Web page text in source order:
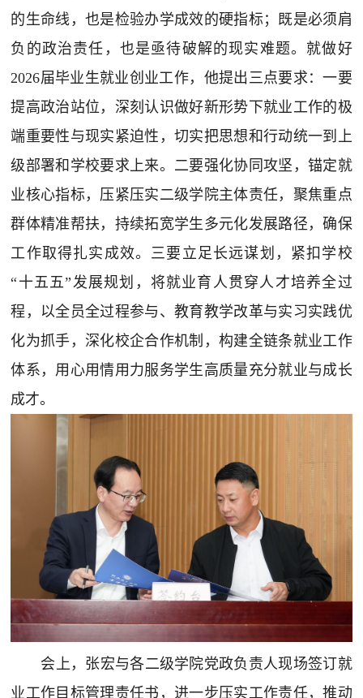
的生命线，也是检验办学成效的硬指标；既是必须肩
负的政治责任，也是亟待破解的现实难题。就做好
2026届毕业生就业创业工作，他提出三点要求：一要
提高政治站位，深刻认识做好新形势下就业工作的极
端重要性与现实紧迫性，切实把思想和行动统一到上
级部署和学校要求上来。二要强化协同攻坚，锚定就
业核心指标，压紧压实二级学院主体责任，聚焦重点
群体精准帮扶，持续拓宽学生多元化发展路径，确保
工作取得扎实成效。三要立足长远谋划，紧扣学校
“十五五”发展规划，将就业育人贯穿人才培养全过
程，以全员全过程参与、教育教学改革与实习实践优
化为抓手，深化校企合作机制，构建全链条就业工作
体系，用心用情用力服务学生高质量充分就业与成长
成才。
会上，张宏与各二级学院党政负责人现场签订就
业工作目标管理责任书，进一步压实工作责任，推动